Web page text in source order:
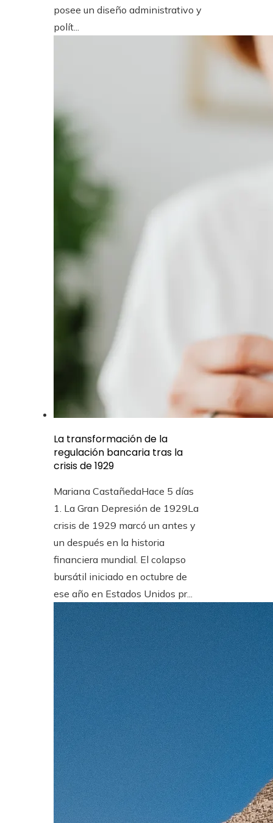
posee un diseño administrativo y
polít...
La transformación de la
regulación bancaria tras la
crisis de 1929
Mariana CastañedaHace 5 días
1. La Gran Depresión de 1929La
crisis de 1929 marcó un antes y
un después en la historia
financiera mundial. El colapso
bursátil iniciado en octubre de
ese año en Estados Unidos pr...